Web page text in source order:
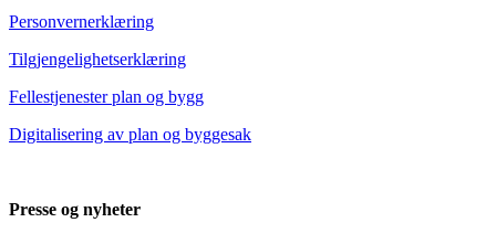
Personvernerklæring
Tilgjengelighetserklæring
Fellestjenester plan og bygg
Digitalisering av plan og byggesak
Presse og nyheter